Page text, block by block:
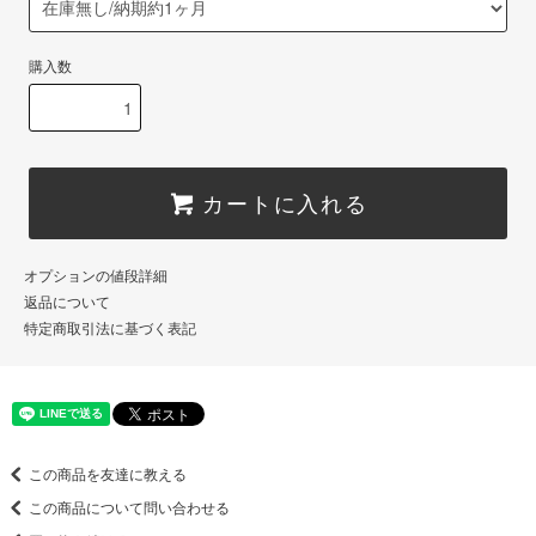
購入数
カートに入れる
オプションの値段詳細
返品について
特定商取引法に基づく表記
この商品を友達に教える
この商品について問い合わせる